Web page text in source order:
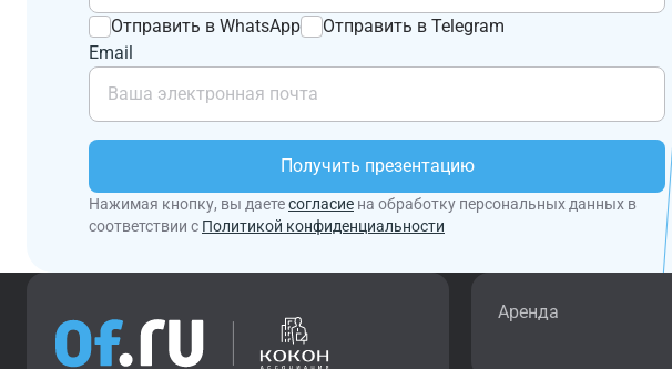
Отправить в WhatsApp
Отправить в Telegram
Email
Получить презентацию
Нажимая кнопку, вы даетесогласие на обработку персональных данных в
соответствии с Политикой конфиденциальности
Аренда